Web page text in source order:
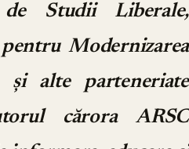
Studii Liberale,
Modernizarea
și alte parteneriate
cărora ARSC